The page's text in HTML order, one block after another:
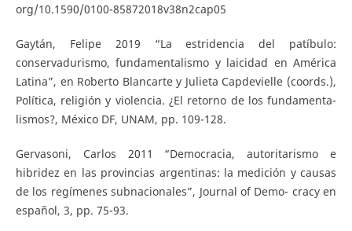
org/10.1590/0100-85872018v38n2cap05
Gaytán, Felipe 2019 “La estridencia del patíbulo:
conservadurismo, fundamentalismo y laicidad en América
Latina”, en Roberto Blancarte y Julieta Capdevielle (coords.),
Política, religión y violencia. ¿El retorno de los fundamenta-
lismos?, México DF, UNAM, pp. 109-128.
Gervasoni, Carlos 2011 “Democracia, autoritarismo e
hibridez en las provincias argentinas: la medición y causas
de los regímenes subnacionales”, Journal of Demo- cracy en
español, 3, pp. 75-93.